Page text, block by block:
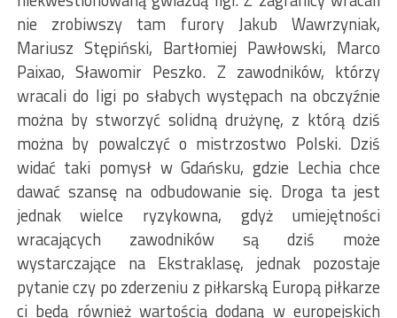
nie zrobiwszy tam furory Jakub Wawrzyniak,
Mariusz Stępiński, Bartłomiej Pawłowski, Marco
Paixao, Sławomir Peszko. Z zawodników, którzy
wracali do ligi po słabych występach na obczyźnie
można by stworzyć solidną drużynę, z którą dziś
można by powalczyć o mistrzostwo Polski. Dziś
widać taki pomysł w Gdańsku, gdzie Lechia chce
dawać szansę na odbudowanie się. Droga ta jest
jednak wielce ryzykowna, gdyż umiejętności
wracających zawodników są dziś może
wystarczające na Ekstraklasę, jednak pozostaje
pytanie czy po zderzeniu z piłkarską Europą piłkarze
ci będą również wartością dodaną w europejskich